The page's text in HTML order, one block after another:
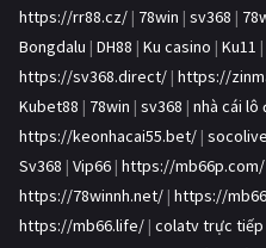
https://rr88.cz/ | 78win | sv368 |
Bongdalu | DH88 | Ku casino | Ku11 |
https://sv368.direct/ | https://
Kubet88 | 78win | sv368 | nhà cái lô
https://keonhacai55.bet/ | socolive
Sv368 | Vip66 | https://mb66p.com/
https://78winnh.net/ | https://
https://mb66.life/ | colatv trực tiếp